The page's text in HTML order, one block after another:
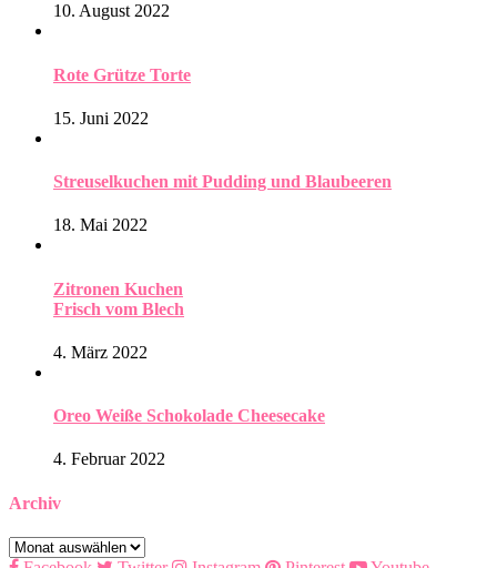
10. August 2022
Rote Grütze Torte
15. Juni 2022
Streuselkuchen mit Pudding und Blaubeeren
18. Mai 2022
Zitronen Kuchen
Frisch vom Blech
4. März 2022
Oreo Weiße Schokolade Cheesecake
4. Februar 2022
Archiv
Archiv